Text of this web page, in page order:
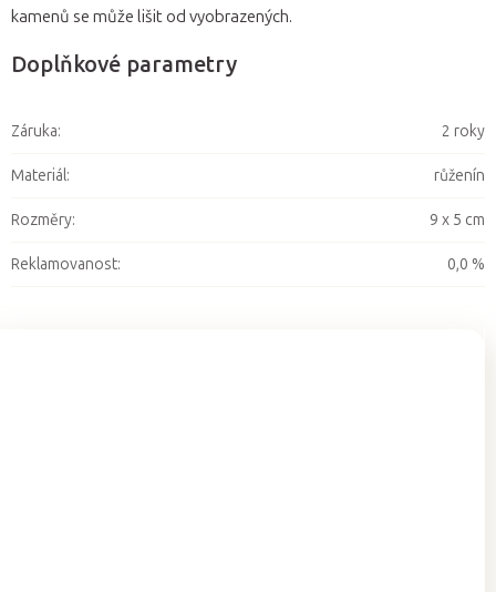
kamenů se může lišit od vyobrazených.
Doplňkové parametry
Záruka: 2 roky
Materiál: růženín
Rozměry: 9 x 5 cm
Reklamovanost: 0,0 %